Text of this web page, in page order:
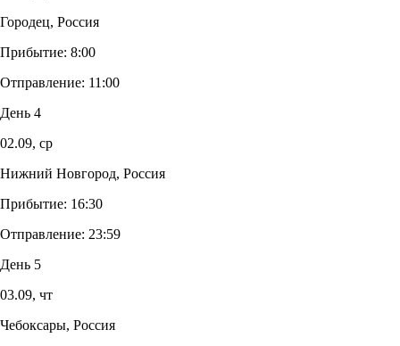
Городец, Россия
Прибытие: 8:00
Отправление: 11:00
День 4
02.09, ср
Нижний Новгород, Россия
Прибытие: 16:30
Отправление: 23:59
День 5
03.09, чт
Чебоксары, Россия